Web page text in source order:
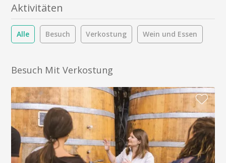
Aktivitäten
Alle Besuch Verkostung Wein und Essen
Besuch Mit Verkostung